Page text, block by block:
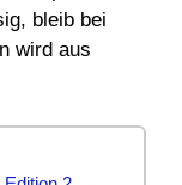
bleib bei
wird aus